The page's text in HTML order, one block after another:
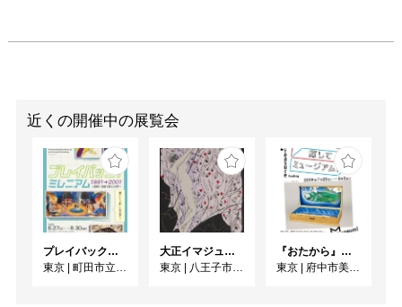
近くの開催中の展覧会
プレイバック！ミレニアム1991→2001 版画が／版画で越えた境界
東京 | 町田市立国際版画美術館
大正イマジュリィの世界
東京 | 八王子市夢美術館
『おたから』探してミュージアム！
東京 | 府中市美術館